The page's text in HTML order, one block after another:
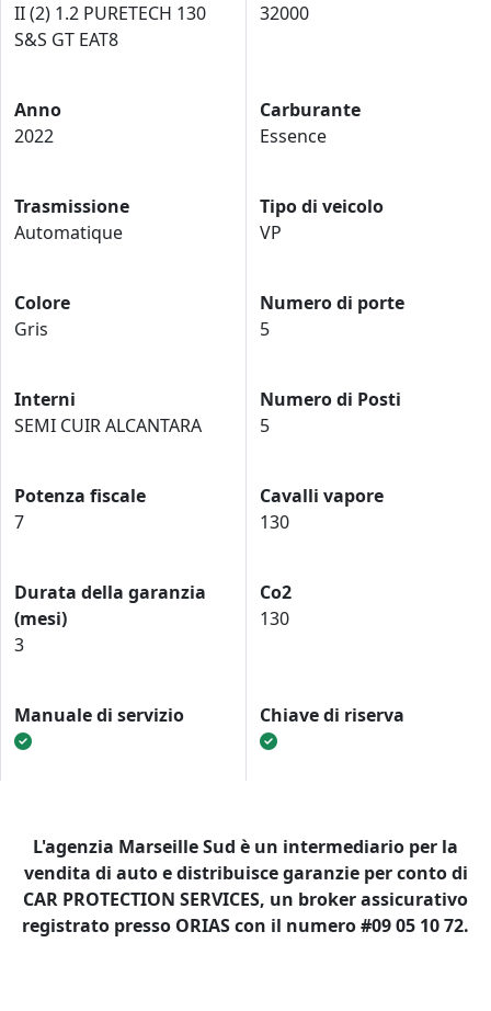
II (2) 1.2 PURETECH 130
S&S GT EAT8
32000
Anno
2022
Carburante
Essence
Trasmissione
Automatique
Tipo di veicolo
VP
Colore
Gris
Numero di porte
5
Interni
SEMI CUIR ALCANTARA
Numero di Posti
5
Potenza fiscale
7
Cavalli vapore
130
Durata della garanzia
(mesi)
3
Co2
130
Manuale di servizio Chiave di riserva
L'agenzia Marseille Sud è un intermediario per la
vendita di auto e distribuisce garanzie per conto di
CAR PROTECTION SERVICES, un broker assicurativo
registrato presso ORIAS con il numero #09 05 10 72.